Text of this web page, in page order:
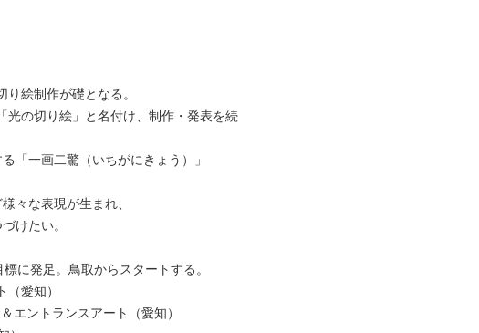
絵制作が礎となる。
光の切り絵」と名付け、制作・発表を続
「一画二驚（いちがにきょう）」
々な表現が生まれ、
けたい。
に発足。鳥取からスタートする。
愛知）
エントランスアート（愛知）